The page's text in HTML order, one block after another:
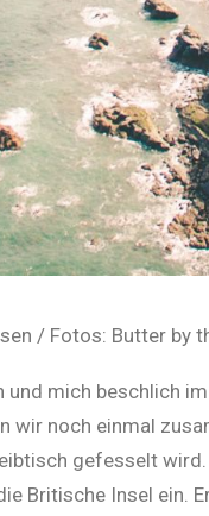
/ Fotos: Butter by
und mich beschlich
wir noch einmal
gefesselt
Britische Insel ein.